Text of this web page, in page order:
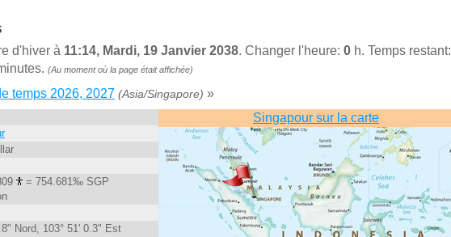
d'hiver à 11:14, Mardi, 19 Janvier 2038. Changer l'heure: 0 h. Temps restant:
(Au moment où la page était affichée)
temps 2026, 2027 (Asia/Singapore) »
= 754.681‰ SGP
Nord, 103° 51' 0.3" Est
Singapour sur la carte